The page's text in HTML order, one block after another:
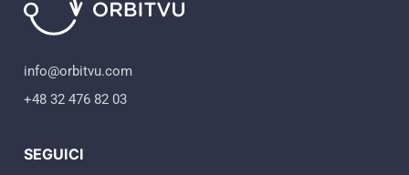
info@orbitvu.com
+48 32 476 82 03
SEGUICI